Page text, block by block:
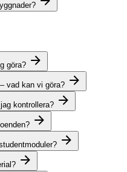
göra?
vad kan vi göra?
kontrollera?